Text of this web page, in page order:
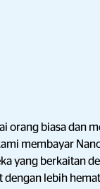
orang biasa dan
membayar
yang berkaitan
lebih